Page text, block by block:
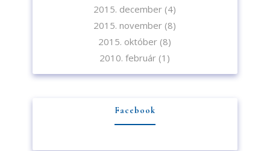
2015. december (4)
2015. november (8)
2015. október (8)
2010. február (1)
Facebook